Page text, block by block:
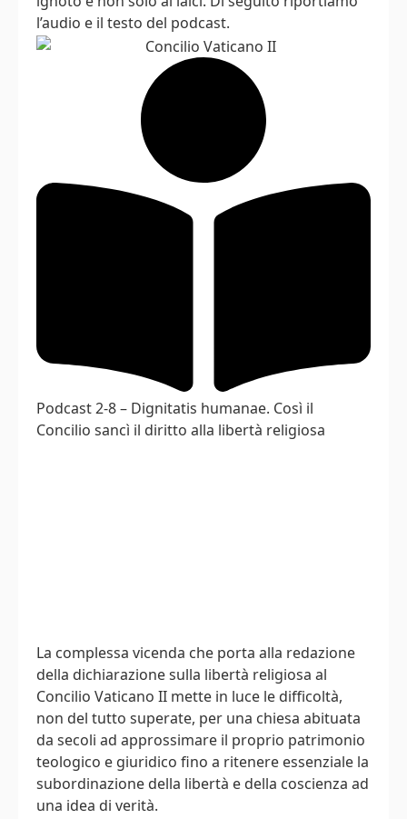
l’audio e il testo del podcast.
Podcast 2-8 – Dignitatis humanae. Così il
Concilio sancì il diritto alla libertà religiosa
La complessa vicenda che porta alla redazione
della dichiarazione sulla libertà religiosa al
Concilio Vaticano II mette in luce le difficoltà,
non del tutto superate, per una chiesa abituata
da secoli ad approssimare il proprio patrimonio
teologico e giuridico fino a ritenere essenziale la
subordinazione della libertà e della coscienza ad
una idea di verità.